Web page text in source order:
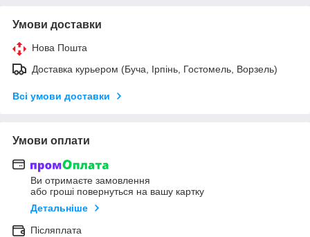
Умови доставки
Нова Пошта
Доставка курьером (Буча, Ірпінь, Гостомель, Ворзель)
Всі умови доставки
Умови оплати
Ви отримаєте замовлення
або гроші повернуться на вашу картку
Детальніше
Післяплата